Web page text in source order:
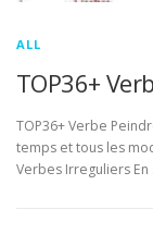
ALL
TOP36+
TOP36+ Verbe
temps et tous les
Verbes Irreguliers En